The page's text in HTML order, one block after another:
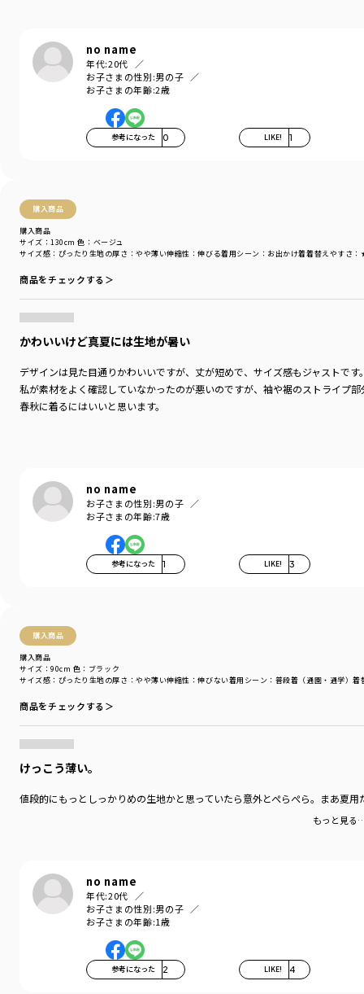
no name
年代:20代
お子さまの性別:男の子
お子さまの年齢:2歳
参考になった 0 LIKE! 1
購入商品
購入商品
サイズ感 ：ぴったり 生地の厚さ ：やや薄い伸縮性 ：伸びる着用シーン ：お出かけ着着替えやすさ
サイズ：130cm 色：ベージュ
商品をチェックする＞
かわいいけど真夏には生地が暑い
デザインは見た目通りかわいいですが、丈が短めで、サイズ感もジャストです
私が素材をよく確認していなかったのが悪いのですが、袖や裾のストライプ
春秋に着るにはいいと思います。
no name
お子さまの性別:男の子
お子さまの年齢:7歳
参考になった 1 LIKE! 3
購入商品
購入商品
サイズ感 ：ぴったり 生地の厚さ ：やや薄い伸縮性 ：伸びない着用シーン ：普段着（通園・通学）着
サイズ：90cm 色：ブラック
商品をチェックする＞
けっこう薄い。
値段的にもっとしっかりめの生地かと思っていたら意外とぺらぺら。まあ夏
もっと見る
no name
年代:20代
お子さまの性別:男の子
お子さまの年齢:1歳
参考になった 2 LIKE! 4
着用イメージ/カラー：ベージュ
モデル：身長112.0cm 体重19.0kg
サイズ：サイズ110
／branshes
／アウトレット
商品番号